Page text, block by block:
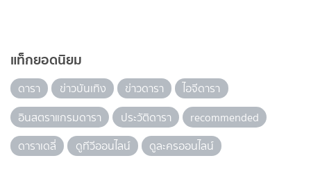
แท็กยอดนิยม
ดารา ข่าวบันเทิง ข่าวดารา
ไอจีดารา
อินสตราแกรมดารา
ประวัติดารา
recommended
ดาราเดลี่
ดูทีวีออนไลน์ ดูละครออนไลน์